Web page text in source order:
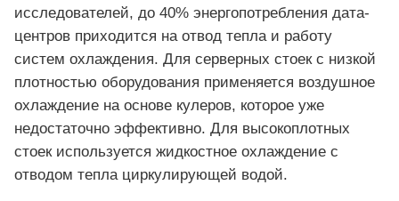
исследователей, до 40% энергопотребления дата-
центров приходится на отвод тепла и работу
систем охлаждения. Для серверных стоек с низкой
плотностью оборудования применяется воздушное
охлаждение на основе кулеров, которое уже
недостаточно эффективно. Для высокоплотных
стоек используется жидкостное охлаждение с
отводом тепла циркулирующей водой.